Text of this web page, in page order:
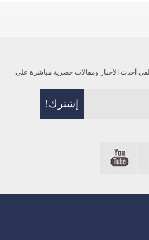
أحدث الأخبار ومقالات حصرية مباشرة على